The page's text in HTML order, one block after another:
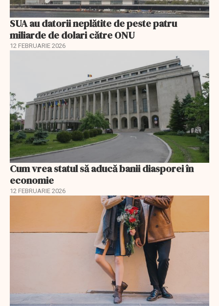
SUA au datorii neplătite de peste patru
miliarde de dolari către ONU
12 FEBRUARIE 2026
Cum vrea statul să aducă banii diasporei în
economie
12 FEBRUARIE 2026